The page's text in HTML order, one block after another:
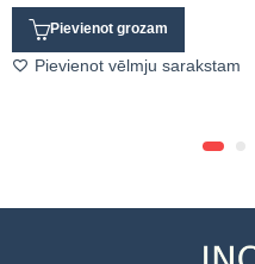
Pievienot grozam
Pievienot vēlmju sarakstam